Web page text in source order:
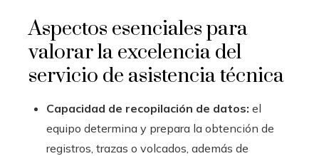
Aspectos esenciales para
valorar la excelencia del
servicio de asistencia técnica
Capacidad de recopilación de datos: el
equipo determina y prepara la obtención de
registros, trazas o volcados, además de